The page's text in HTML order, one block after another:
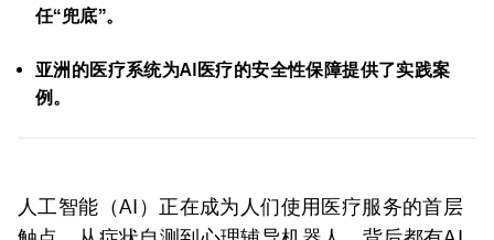
任“兜底”。
亚洲的医疗系统为AI医疗的安全性保障提供了实践案
例。
人工智能（AI）正在成为人们使用医疗服务的首层